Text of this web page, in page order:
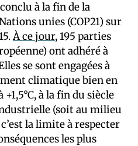
à la fin de la
unies (COP21) sur
À ce jour, 195 parties
ont adhéré à
se sont engagées à
climatique bien en
+1,5°C, à la fin du siècle
(soit au milieu
c’est la limite à respecter
les plus